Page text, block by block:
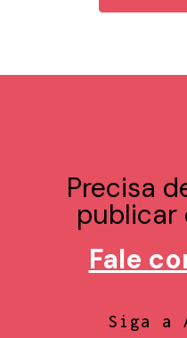
Precisa
publicar
Fale
Siga a